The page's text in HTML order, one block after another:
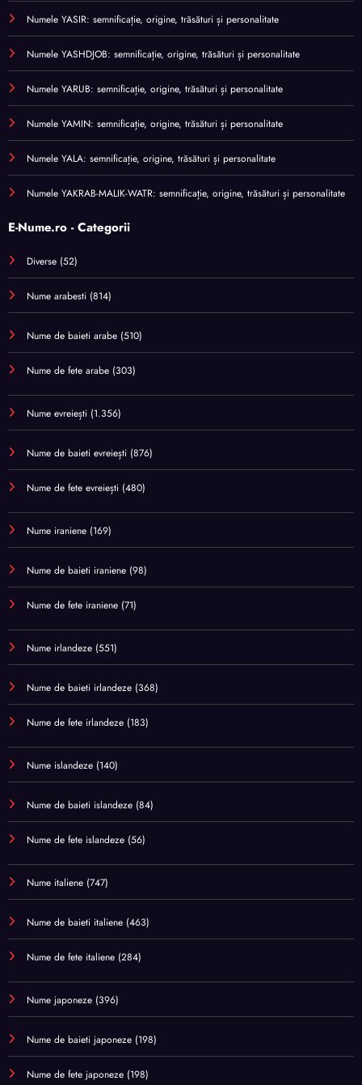
Numele YASIR: semnificație, origine, trăsături și personalitate
Numele YASHDJOB: semnificație, origine, trăsături și personalitate
Numele YARUB: semnificație, origine, trăsături și personalitate
Numele YAMIN: semnificație, origine, trăsături și personalitate
Numele YALA: semnificație, origine, trăsături și personalitate
Numele YAKRAB-MALIK-WATR: semnificație, origine, trăsături și personalitate
E-Nume.ro - Categorii
Diverse (52)
Nume arabesti (814)
Nume de baieti arabe (510)
Nume de fete arabe (303)
Nume evreiești (1.356)
Nume de baieti evreiești (876)
Nume de fete evreiești (480)
Nume iraniene (169)
Nume de baieti iraniene (98)
Nume de fete iraniene (71)
Nume irlandeze (551)
Nume de baieti irlandeze (368)
Nume de fete irlandeze (183)
Nume islandeze (140)
Nume de baieti islandeze (84)
Nume de fete islandeze (56)
Nume italiene (747)
Nume de baieti italiene (463)
Nume de fete italiene (284)
Nume japoneze (396)
Nume de baieti japoneze (198)
Nume de fete japoneze (198)